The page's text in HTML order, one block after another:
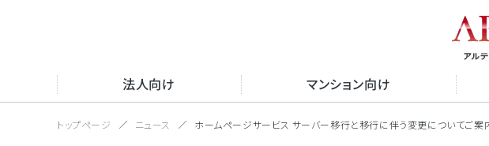
法人向け
サービスの強み
マンション向け
トップページ ニュース ホームページサービス サーバー移行と移行に伴う変更についてご案